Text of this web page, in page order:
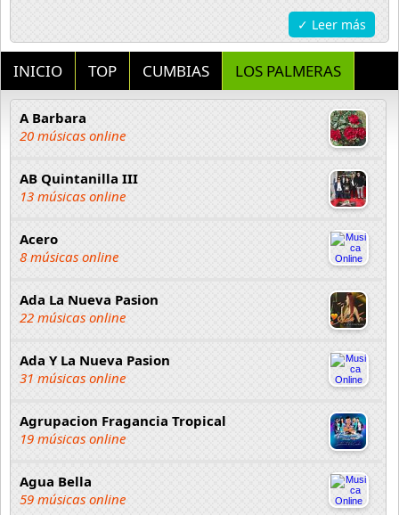
✓ Leer más
INICIO TOP CUMBIAS LOS PALMERAS
A Barbara
20 músicas online
AB Quintanilla III
13 músicas online
Acero
8 músicas online
Ada La Nueva Pasion
22 músicas online
Ada Y La Nueva Pasion
31 músicas online
Agrupacion Fragancia Tropical
19 músicas online
Agua Bella
59 músicas online